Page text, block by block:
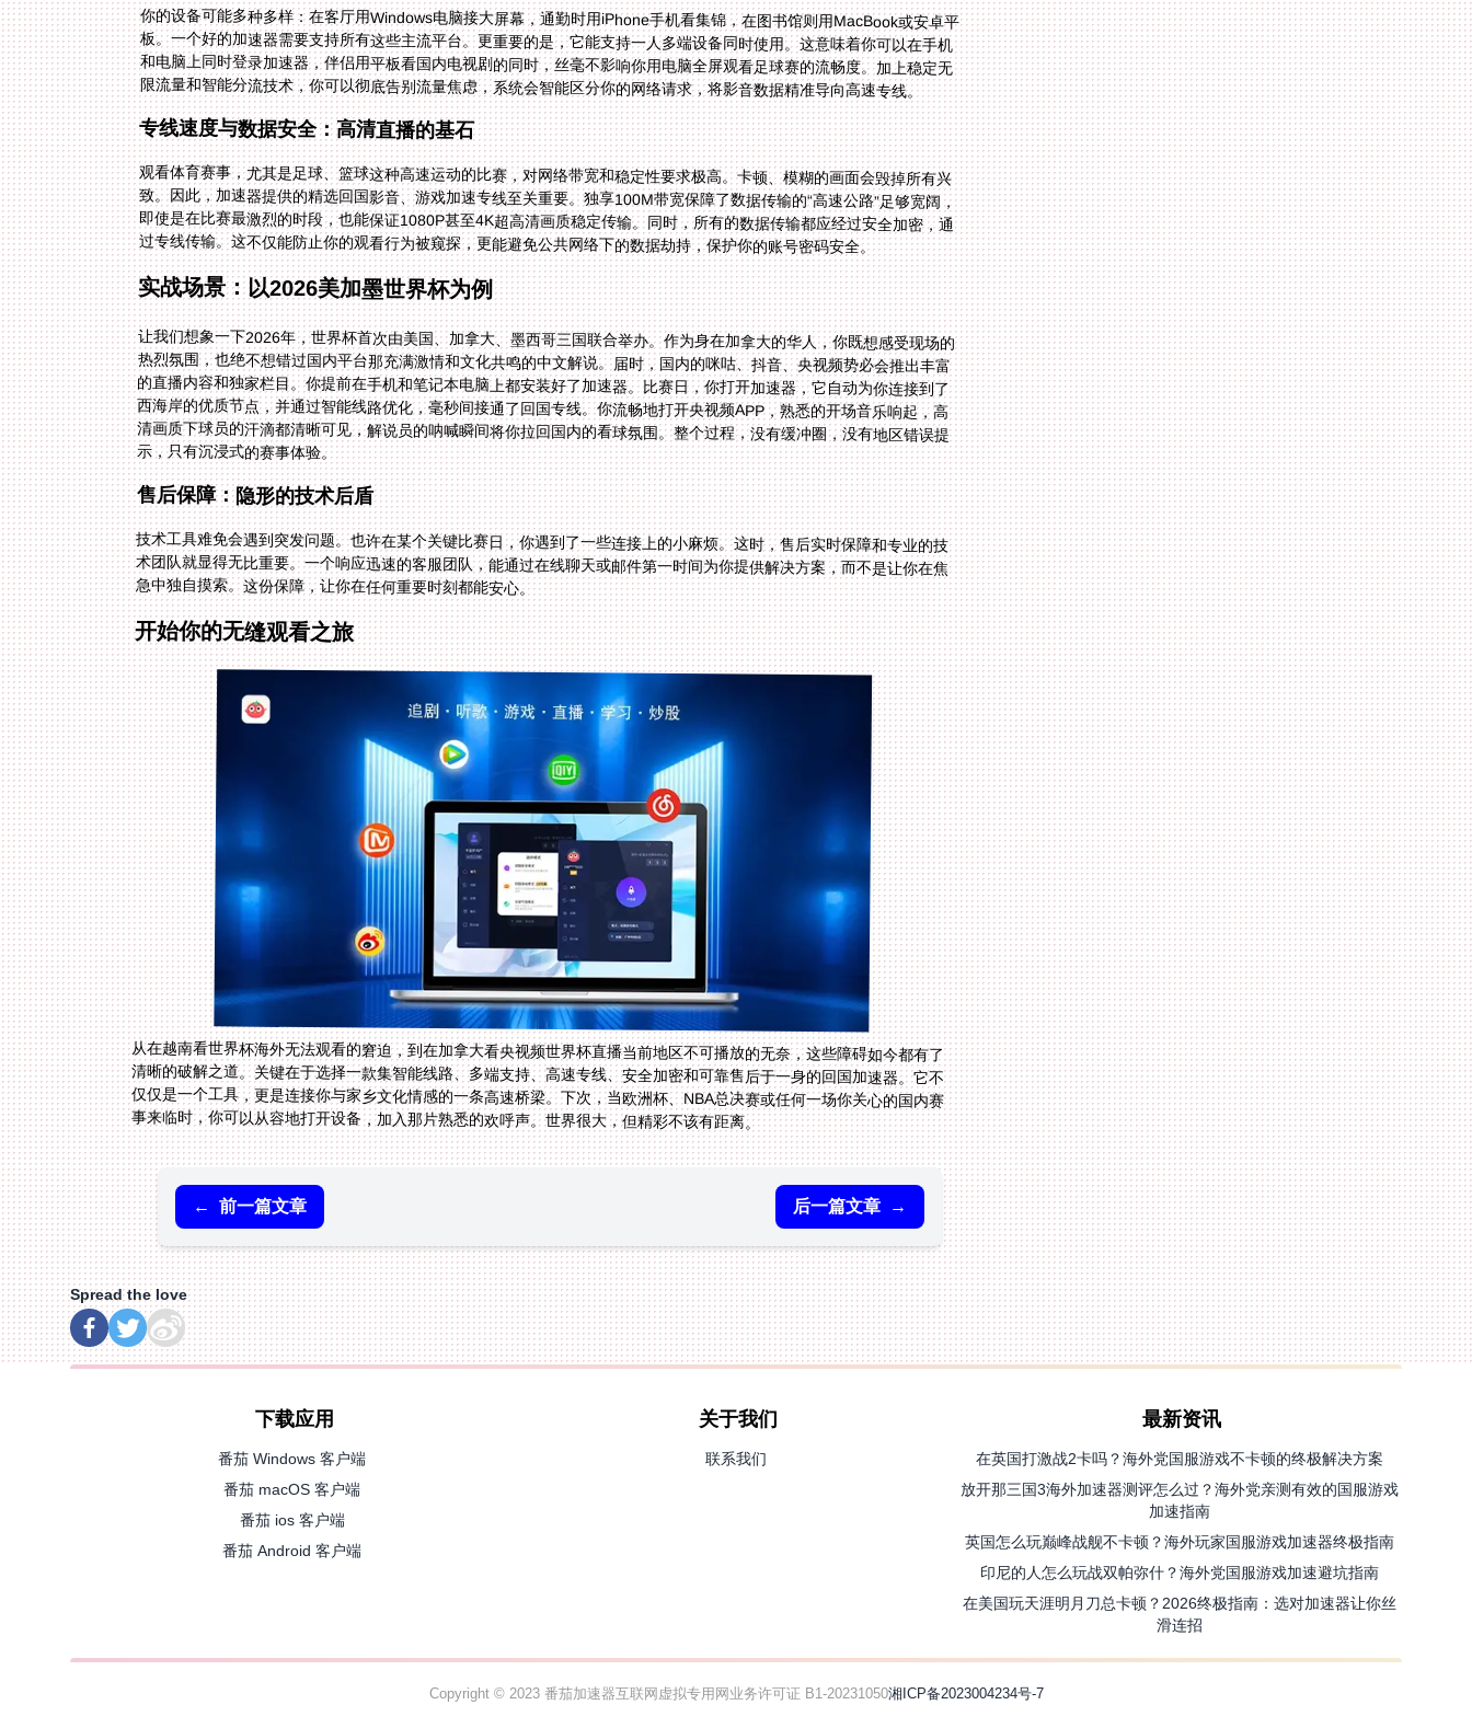
你的设备可能多种多样：在客厅用Windows电脑接大屏幕，通勤时用iPhone手机看集锦，在图书馆则用MacBook或安卓平
板。一个好的加速器需要支持所有这些主流平台。更重要的是，它能支持一人多端设备同时使用。这意味着你可以在手机
和电脑上同时登录加速器，伴侣用平板看国内电视剧的同时，丝毫不影响你用电脑全屏观看足球赛的流畅度。加上稳定无
限流量和智能分流技术，你可以彻底告别流量焦虑，系统会智能区分你的网络请求，将影音数据精准导向高速专线。
专线速度与数据安全：高清直播的基石
观看体育赛事，尤其是足球、篮球这种高速运动的比赛，对网络带宽和稳定性要求极高。卡顿、模糊的画面会毁掉所有兴
致。因此，加速器提供的精选回国影音、游戏加速专线至关重要。独享100M带宽保障了数据传输的“高速公路”足够宽阔，
即使是在比赛最激烈的时段，也能保证1080P甚至4K超高清画质稳定传输。同时，所有的数据传输都应经过安全加密，通
过专线传输。这不仅能防止你的观看行为被窥探，更能避免公共网络下的数据劫持，保护你的账号密码安全。
实战场景：以2026美加墨世界杯为例
让我们想象一下2026年，世界杯首次由美国、加拿大、墨西哥三国联合举办。作为身在加拿大的华人，你既想感受现场的
热烈氛围，也绝不想错过国内平台那充满激情和文化共鸣的中文解说。届时，国内的咪咕、抖音、央视频势必会推出丰富
的直播内容和独家栏目。你提前在手机和笔记本电脑上都安装好了加速器。比赛日，你打开加速器，它自动为你连接到了
西海岸的优质节点，并通过智能线路优化，毫秒间接通了回国专线。你流畅地打开央视频APP，熟悉的开场音乐响起，高
清画质下球员的汗滴都清晰可见，解说员的呐喊瞬间将你拉回国内的看球氛围。整个过程，没有缓冲圈，没有地区错误提
示，只有沉浸式的赛事体验。
售后保障：隐形的技术后盾
技术工具难免会遇到突发问题。也许在某个关键比赛日，你遇到了一些连接上的小麻烦。这时，售后实时保障和专业的技
术团队就显得无比重要。一个响应迅速的客服团队，能通过在线聊天或邮件第一时间为你提供解决方案，而不是让你在焦
急中独自摸索。这份保障，让你在任何重要时刻都能安心。
开始你的无缝观看之旅
从在越南看世界杯海外无法观看的窘迫，到在加拿大看央视频世界杯直播当前地区不可播放的无奈，这些障碍如今都有了
清晰的破解之道。关键在于选择一款集智能线路、多端支持、高速专线、安全加密和可靠售后于一身的回国加速器。它不
仅仅是一个工具，更是连接你与家乡文化情感的一条高速桥梁。下次，当欧洲杯、NBA总决赛或任何一场你关心的国内赛
事来临时，你可以从容地打开设备，加入那片熟悉的欢呼声。世界很大，但精彩不该有距离。
← 前一篇文章 后一篇文章 →
Spread the love
下载应用
番茄 Windows 客户端
番茄 macOS 客户端
番茄 ios 客户端
番茄 Android 客户端
关于我们
联系我们
最新资讯
在英国打激战2卡吗？海外党国服游戏不卡顿的终极解决方案
放开那三国3海外加速器测评怎么过？海外党亲测有效的国服游戏
加速指南
英国怎么玩巅峰战舰不卡顿？海外玩家国服游戏加速器终极指南
印尼的人怎么玩战双帕弥什？海外党国服游戏加速避坑指南
在美国玩天涯明月刀总卡顿？2026终极指南：选对加速器让你丝
滑连招
Copyright © 2023 番茄加速器互联网虚拟专用网业务许可证 B1-20231050湘ICP备2023004234号-7